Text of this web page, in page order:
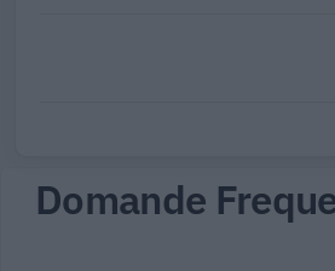
Domande